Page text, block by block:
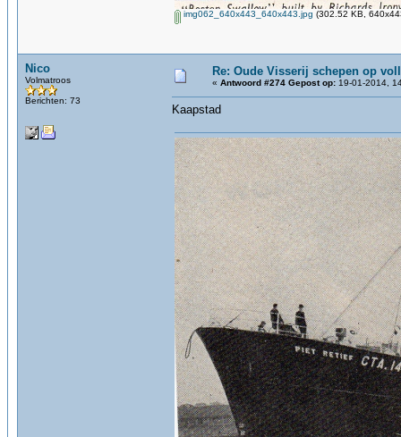
img062_640x443_640x443.jpg (302.52 KB,
Nico
Volmatroos
Berichten: 73
Re: Oude Visserij schepen op
« Antwoord #274 Gepost op: 19-01-2014,
Kaapstad